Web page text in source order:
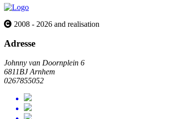
2008 - 2026 and realisation
Adresse
Johnny van Doornplein 6
6811BJ Arnhem
0267855052